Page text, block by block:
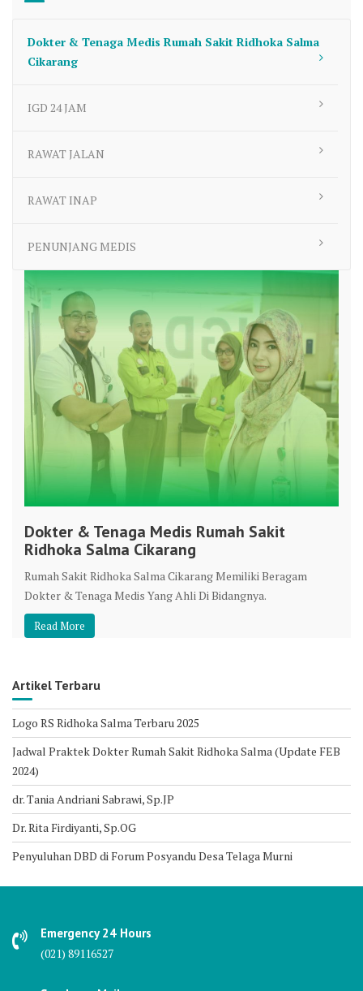
Dokter & Tenaga Medis Rumah Sakit Ridhoka Salma
Cikarang
IGD 24 JAM
RAWAT JALAN
RAWAT INAP
PENUNJANG MEDIS
Dokter & Tenaga Medis Rumah Sakit
Ridhoka Salma Cikarang
Rumah Sakit Ridhoka Salma Cikarang Memiliki Beragam
Dokter & Tenaga Medis Yang Ahli Di Bidangnya.
Read More
Artikel Terbaru
Logo RS Ridhoka Salma Terbaru 2025
Jadwal Praktek Dokter Rumah Sakit Ridhoka Salma (Update FEB
2024)
dr. Tania Andriani Sabrawi, Sp.JP
Dr. Rita Firdiyanti, Sp.OG
Penyuluhan DBD di Forum Posyandu Desa Telaga Murni
Emergency 24 Hours
(021) 89116527